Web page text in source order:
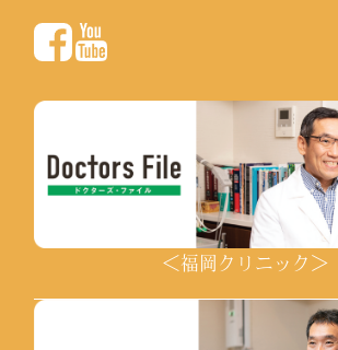
＜福岡クリニック＞